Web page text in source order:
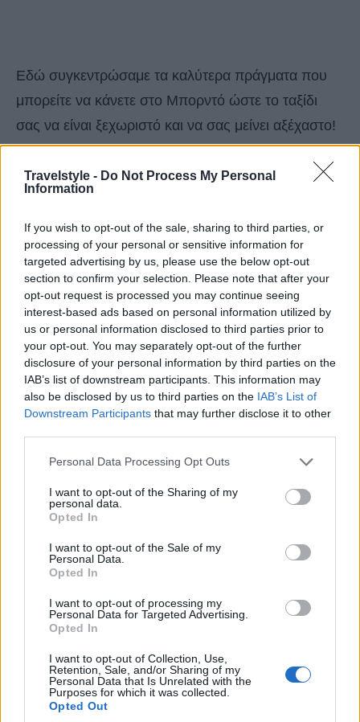
Travelstyle - Do Not Process My Personal
Information
If you wish to opt-out of the sale, sharing to third parties, or
processing of your personal or sensitive information for
targeted advertising by us, please use the below opt-out
section to confirm your selection. Please note that after your
opt-out request is processed you may continue seeing
interest-based ads based on personal information utilized by
us or personal information disclosed to third parties prior to
your opt-out. You may separately opt-out of the further
disclosure of your personal information by third parties on the
IAB’s list of downstream participants. This information may
also be disclosed by us to third parties on the IAB’s List of
Downstream Participants that may further disclose it to other
Please note that this website/app uses one or more Google
not limited to your visit or usage behaviour. You may click to
grant or deny consent to Google and its third-party tags to
use your data for below specified purposes in below Google
consent section.
Personal Data Processing Opt Outs
I want to opt-out of the Sharing of my
personal data.
Opted In
I want to opt-out of the Sale of my
Personal Data.
Opted In
I want to opt-out of processing my
Personal Data for Targeted Advertising.
Opted In
I want to opt-out of Collection, Use,
Retention, Sale, and/or Sharing of my
Personal Data that Is Unrelated with the
Purposes for which it was collected.
Opted Out
Εδώ συγκεντρώσαμε τα καλύτερα πράγματα που
μπορείτε να κάνετε στο Μπορντό ώστε το ταξίδι
σας να είναι ξεχωριστό και να σας μείνει αξέχαστο!
Εκτός από τα προφανή και τα σπουδαία αξιοθέατα
ανακαλύψτε πιο πέρα την πρωτεύουσα της
Από αμπελώνες μέχρι βινύλια, αυτά είναι
τα κορυφαία πράγματα που μπορείτε να
κάνετε στο Μπορντό
Επισκεφθείτε ένα υπερσύγχρονο μουσείο
κρασιού
Δεν μπορείτε να χάσετε τοLa Cité du Vin . Αυτό το
μια καράφα, ανάλογα με την ερμηνεία του
καθενός… Το μουσείο ξεκίνησε το 2016 και είναι
μια κατάθεση αγάπης για το κρασί από κάθε
περιοχή και εποχή που μπορεί κανείς να φανταστεί.
Αλλά δεν είναι τα τιρμπουσόν και το παλιό γοτθικό
σενάριο που θα περίμενε κανείς – εδώ όλα είναι
σούπερ μοντέρνα. Θα μάθετε για την ιστορία, τις
πρακτικές οινοποίησης και τις ποικιλίες σταφυλιών
μέσα από διαδραστικές οθόνες, βίντεο και